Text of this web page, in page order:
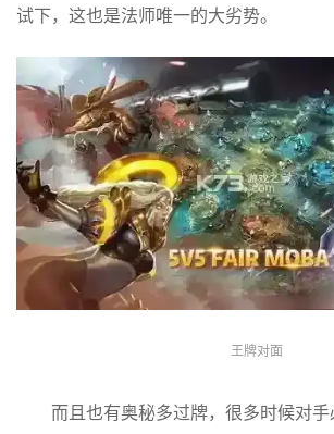
试下，这也是法师唯一的大劣势。
王牌对面
而且也有奥秘多过牌，很多时候对